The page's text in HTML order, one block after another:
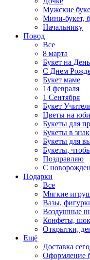
Мужские
Мини-букет,
Начальнику
Повод
Все
8 марта
Букет на
С Днем
Букет маме
14 февраля
1 Сентября
Букет
Цветы на
Букеты для
Букеты в
Букеты для
Букеты,
Поздравляю
С
Подарки
Все
Мягкие
Вазы,
Воздушные
Конфеты,
Открытки,
Ещё
Доставка
Оформление